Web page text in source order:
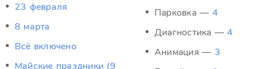
23 февраля
8 марта
Всё включено
Майские праздники (9
Парковка — 4
Диагностика —4
Анимация — 3